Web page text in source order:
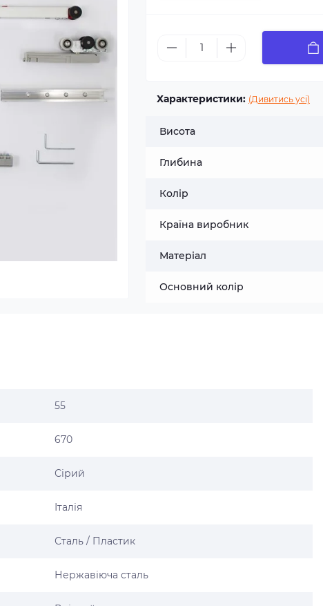
Характеристики: (Дивитись усі)
Висота
Глибина
Колір
Країна виробник
Матеріал
Основний колір
55
670
Сірий
Італія
Сталь / Пластик
Нержавіюча сталь